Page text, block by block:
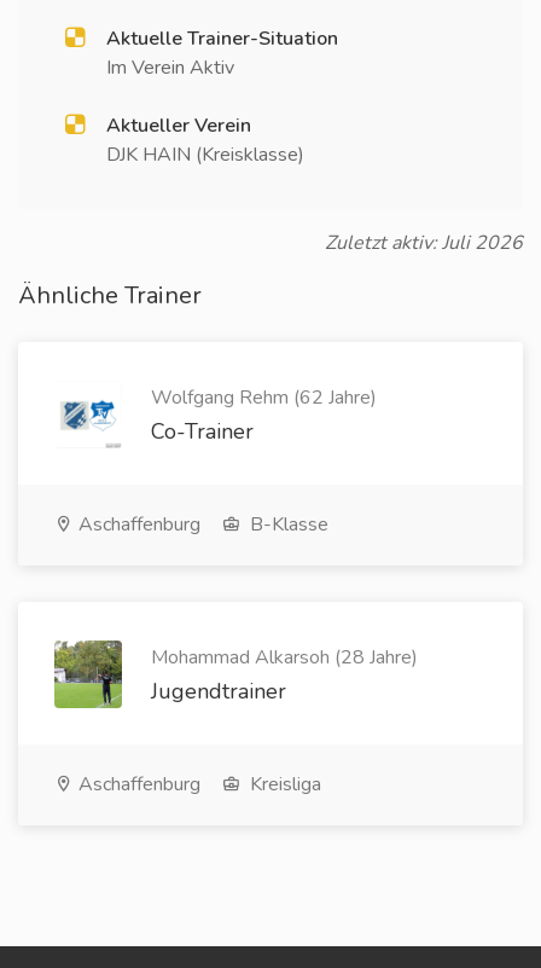
Aktuelle Trainer-Situation
Im Verein Aktiv
Aktueller Verein
DJK HAIN (Kreisklasse)
Zuletzt aktiv: Juli 2026
Ähnliche Trainer
Wolfgang Rehm (62 Jahre)
Co-Trainer
Aschaffenburg B-Klasse
Mohammad Alkarsoh (28 Jahre)
Jugendtrainer
Aschaffenburg Kreisliga